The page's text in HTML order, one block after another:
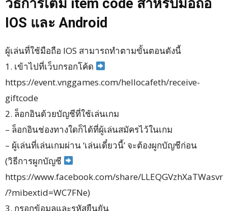
วิธีการเติม item code สำหรับมือถือ
IOS และ Android
ผู้เล่นที่ใช้มือถือ IOS สามารถทำตามขั้นตอนดังนี้
​1. เข้าไปที่เว็บกรอกโค้ด
https://event.vnggames.com/hellocafeth/receive-
giftcode
​2. ล็อกอินด้วยบัญชีที่ใช้เล่นเกม
– ล็อกอินช่องทางใดก็ได้ที่ผู้เล่นสมัครไว้ในเกม
– ผู้เล่นที่เล่นเกมผ่าน ‘เล่นเดี๋ยวนี้’ จะต้องผูกบัญชีก่อน
(วิธีการผูกบัญชี
https://www.facebook.com/share/LLEQGVzhXaTWasvr
/?mibextid=WC7FNe)
​3. กรอกข้อมูลและรหัสยืนยัน